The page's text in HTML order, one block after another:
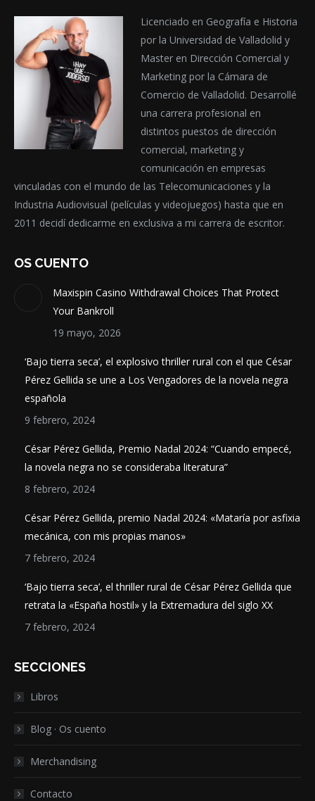
Licenciado en Geografía e Historia
por la Universidad de Valladolid y
Master en Dirección Comercial y
Marketing por la Cámara de
Comercio de Valladolid. Desarrollé
una carrera profesional en
distintos puestos de dirección
comercial, marketing y
comunicación en empresas
vinculadas con el mundo de las Telecomunicaciones y la
Industria Audiovisual (películas y videojuegos) hasta que en
2011 decidí dedicarme en exclusiva a mi carrera de escritor.
OS CUENTO
Maxispin Casino Withdrawal Choices That Protect
Your Bankroll
19 mayo, 2026
‘Bajo tierra seca’, el explosivo thriller rural con el que César
Pérez Gellida se une a Los Vengadores de la novela negra
española
9 febrero, 2024
César Pérez Gellida, Premio Nadal 2024: “Cuando empecé,
la novela negra no se consideraba literatura”
8 febrero, 2024
César Pérez Gellida, premio Nadal 2024: «Mataría por asfixia
mecánica, con mis propias manos»
7 febrero, 2024
‘Bajo tierra seca’, el thriller rural de César Pérez Gellida que
retrata la «España hostil» y la Extremadura del siglo XX
7 febrero, 2024
SECCIONES
Libros
Blog · Os cuento
Merchandising
Contacto